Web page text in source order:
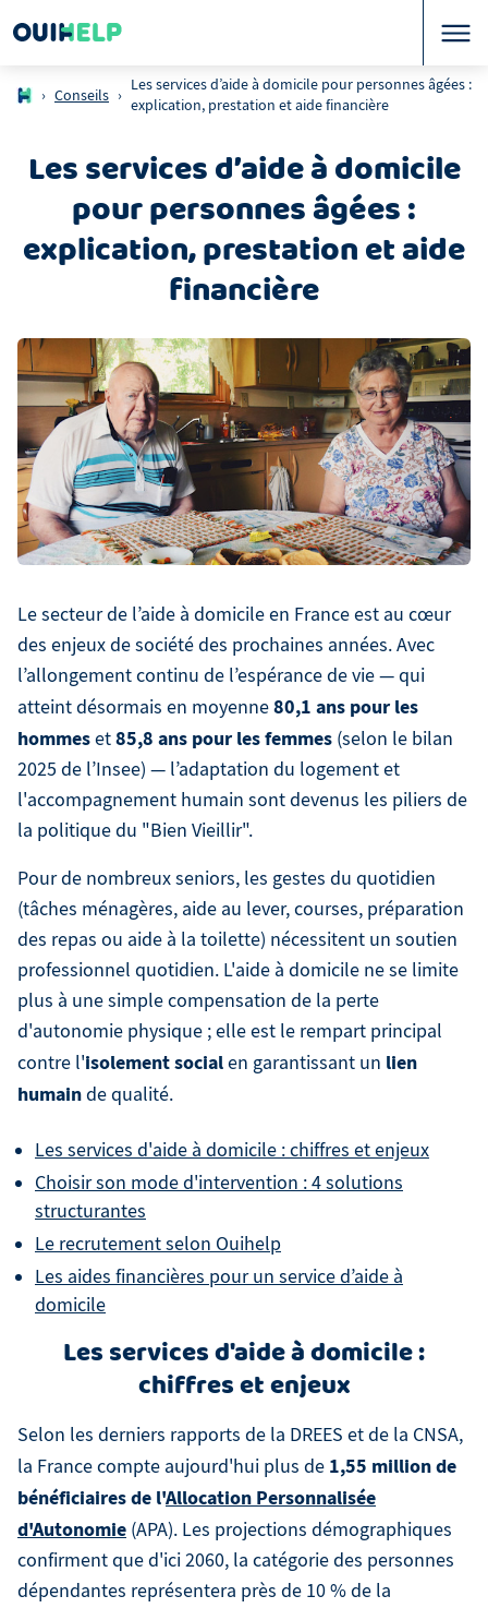
› Conseils ›
Les services d’aide à domicile pour personnes âgées :
explication, prestation et aide financière
Les services d’aide à domicile
pour personnes âgées :
explication, prestation et aide
financière
Le secteur de l’aide à domicile en France est au cœur
des enjeux de société des prochaines années. Avec
l’allongement continu de l’espérance de vie — qui
atteint désormais en moyenne80,1 ans pour les
hommeset85,8 ans pour les femmes (selon le bilan
2025 de l’Insee) — l’adaptation du logement et
l'accompagnement humain sont devenus les piliers de
la politique du "Bien Vieillir".
Pour de nombreux seniors, les gestes du quotidien
(tâches ménagères, aide au lever, courses, préparation
des repas ou aide à la toilette) nécessitent un soutien
professionnel quotidien. L'aide à domicile ne se limite
plus à une simple compensation de la perte
d'autonomie physique ; elle est le rempart principal
contre l'isolement socialen garantissant un lien
humainde qualité.
Les services d'aide à domicile : chiffres et enjeux
Choisir son mode d'intervention : 4 solutions
structurantes
Le recrutement selon Ouihelp
Les aides financières pour un service d’aide à
domicile
Les services d'aide à domicile :
chiffres et enjeux
Selon les derniers rapports de la DREES et de la CNSA,
la France compte aujourd'hui plus de 1,55 million de
bénéficiaires de l'Allocation Personnalisée
d'Autonomie (APA). Les projections démographiques
confirment que d'ici 2060, la catégorie des personnes
dépendantes représentera près de 10 % de la